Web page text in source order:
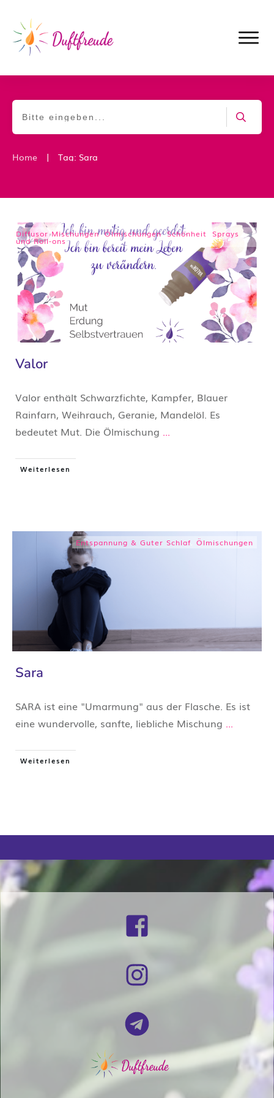
Home | Tag: Sara
Diffusor Mischungen,Ölmischungen,Schönheit Sprays
und Roll-ons
Valor
Valor enthält Schwarzfichte, Kampfer, Blauer
Rainfarn, Weihrauch, Geranie, Mandelöl. Es
bedeutet Mut. Die Ölmischung ...
Weiterlesen
Entspannung & Guter Schlaf Ölmischungen
Sara
SARA ist eine "Umarmung" aus der Flasche. Es ist
eine wundervolle, sanfte, liebliche Mischung ...
Weiterlesen